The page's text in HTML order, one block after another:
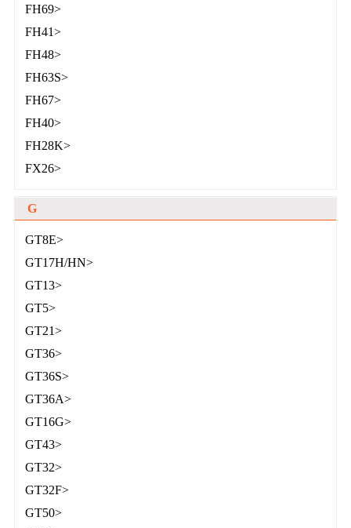
FH69>
FH41>
FH48>
FH63S>
FH67>
FH40>
FH28K>
FX26>
G
GT8E>
GT17H/HN>
GT13>
GT5>
GT21>
GT36>
GT36S>
GT36A>
GT16G>
GT43>
GT32>
GT32F>
GT50>